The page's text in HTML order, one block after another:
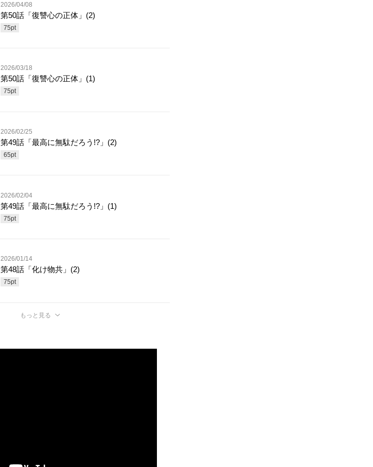
2026/04/08
第50話「復讐心の正体」(2)
75pt
2026/03/18
第50話「復讐心の正体」(1)
75pt
2026/02/25
第49話「最高に無駄だろう!?」(2)
65pt
2026/02/04
第49話「最高に無駄だろう!?」(1)
75pt
2026/01/14
第48話「化け物共」(2)
75pt
もっと見る